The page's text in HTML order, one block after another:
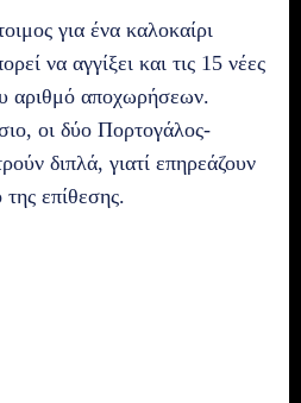
για ένα καλοκαίρι
να αγγίξει και τις 15 νέες
αριθμό αποχωρήσεων.
οι δύο Πορτογάλος-
διπλά, γιατί επηρεάζουν
της επίθεσης.